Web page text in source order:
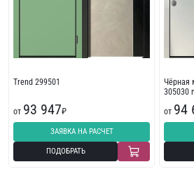
Trend 299501
от 93 947₽
ЗАЯВКА НА РАСЧЕТ
ПОДОБРАТЬ
Чёрная
305030
от 94